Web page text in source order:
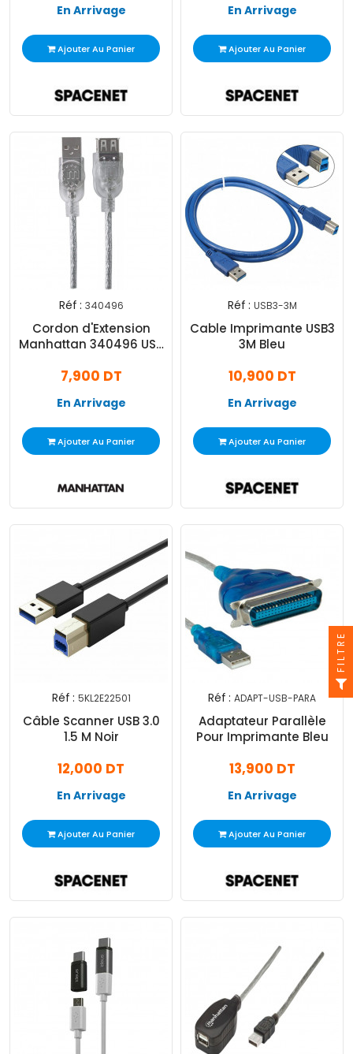
En Arrivage
Ajouter Au Panier
En Arrivage
Ajouter Au Panier
Réf : 340496
Cordon d'Extension
Manhattan 340496 USB
7,900 DT
En Arrivage
Ajouter Au Panier
Réf : USB3-3M
Cable Imprimante USB3
3M Bleu
10,900 DT
En Arrivage
Ajouter Au Panier
Réf : 5KL2E22501
Câble Scanner USB 3.0
1.5 M Noir
12,000 DT
En Arrivage
Ajouter Au Panier
Réf : ADAPT-USB-PARA
Adaptateur Parallèle
Pour Imprimante Bleu
13,900 DT
En Arrivage
Ajouter Au Panier
FILTRE